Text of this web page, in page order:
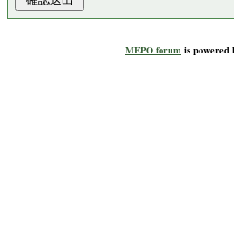
MEPO forumis powered